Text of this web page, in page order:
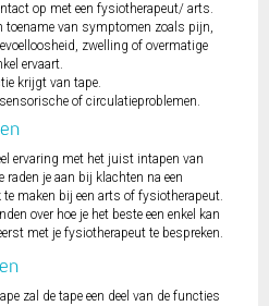
op met een fysiotherapeut/ arts.
toename van symptomen zoals pijn,
zwelling of overmatige
ervaart.
krijgt van tape.
of circulatieproblemen.
ervaring met het juist intapen van
raden je aan bij klachten na een
maken bij een arts of fysiotherapeut.
over hoe je het beste een enkel kan
met je fysiotherapeut te bespreken.
zal de tape een deel van de functies